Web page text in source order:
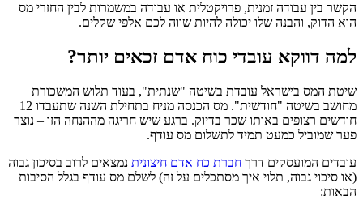
הקשר בין עבודה זמנית, פרויקטלית או עבודה במשמרות לבין החזרי מס
הוא הדוק, והבנה שלו יכולה להיות שווה לכם אלפי שקלים.
למה דווקא עובדי כוח אדם זכאים יותר?
שיטת המס בישראל עובדת בשיטה "שנתית", בעוד תלוש המשכורת
מחושב בשיטה "חודשית". מס הכנסה מניח בתחילת השנה שתעבדו 12
חודשים רצופים באותו שכר בדיוק. ברגע שיש חריגה מההנחה הזו – נוצר
פער שמוביל כמעט תמיד לתשלום מס עודף.
עובדים המועסקים דרך חברת כח אדם חיצונית נמצאים לרוב בסיכון גבוה
(או סיכוי גבוה, תלוי איך מסתכלים על זה) לשלם מס עודף בגלל הסיבות
הבאות: